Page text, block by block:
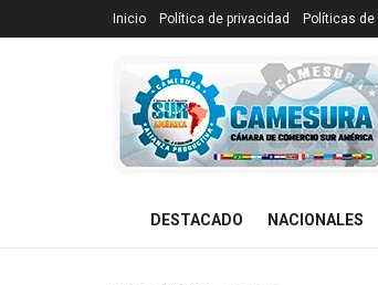
Inicio Política de privacidad Políticas de
DESTACADO NACIONALES